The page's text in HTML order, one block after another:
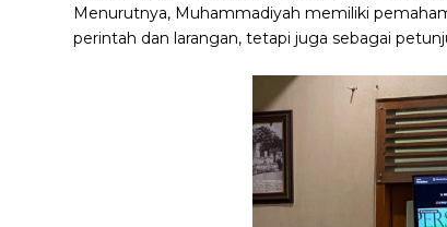
Menurutnya, Muhammadiyah memiliki
perintah dan larangan, tetapi juga sebagai